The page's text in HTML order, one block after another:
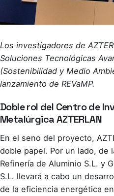
Los investigadores de
Soluciones Tecnológicas
(Sostenibilidad y Medio
lanzamiento de REVaMP.
Doble rol del Centro de
Metalúrgica AZTERLAN
En el seno del proyecto,
doble papel. Por un lado, de
Refinería de Aluminio S.L. y
S.L. llevará a cabo un
de la eficiencia energética